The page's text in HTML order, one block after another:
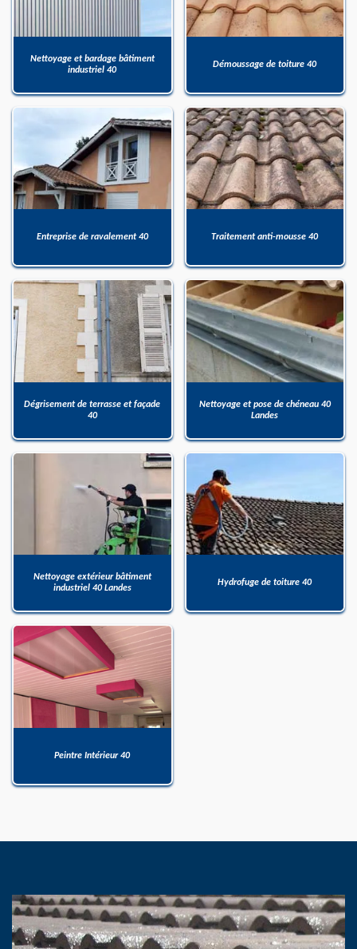
Nettoyage et bardage bâtiment
industriel 40
Démoussage de toiture 40
Entreprise de ravalement 40 Traitement anti-mousse 40
Dégrisement de terrasse et façade
40
Nettoyage et pose de chéneau 40
Landes
Nettoyage extérieur bâtiment
industriel 40 Landes
Hydrofuge de toiture 40
Peintre Intérieur 40